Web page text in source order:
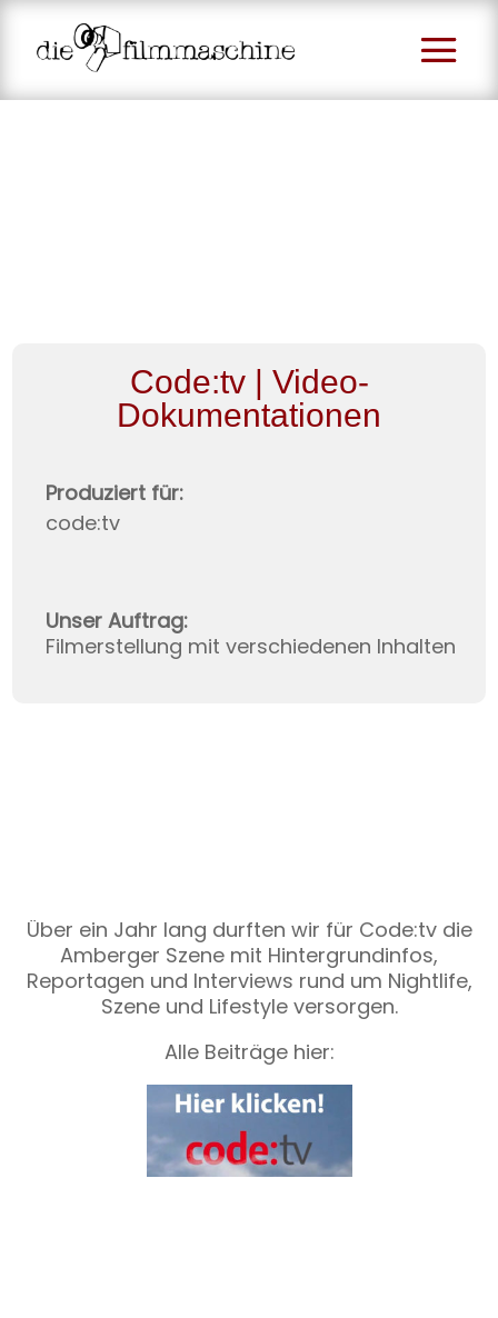
Code:tv | Video-
Dokumentationen
Produziert für:
code:tv
Unser Auftrag:
Filmerstellung mit verschiedenen Inhalten
Über ein Jahr lang durften wir für Code:tv die
Amberger Szene mit Hintergrundinfos,
Reportagen und Interviews rund um Nightlife,
Szene und Lifestyle versorgen.
Alle Beiträge hier: